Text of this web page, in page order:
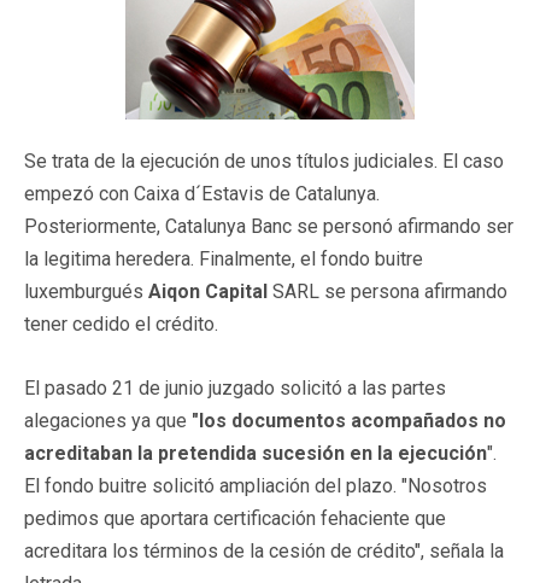
Se trata de la ejecución de unos títulos judiciales. El caso
empezó con Caixa d´Estavis de Catalunya.
Posteriormente, Catalunya Banc se personó afirmando ser
la legitima heredera. Finalmente, el fondo buitre
luxemburgués Aiqon Capital SARL se persona afirmando
tener cedido el crédito.
El pasado 21 de junio juzgado solicitó a las partes
alegaciones ya que "los documentos acompañados no
acreditaban la pretendida sucesión en la ejecución".
El fondo buitre solicitó ampliación del plazo. "Nosotros
pedimos que aportara certificación fehaciente que
acreditara los términos de la cesión de crédito", señala la